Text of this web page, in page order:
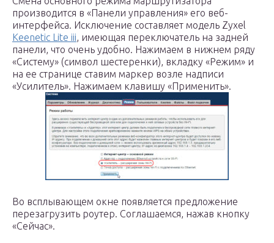
производится в «Панели управления» его веб-
интерфейса. Исключение составляет модель Zyxel
Keenetic Lite iii, имеющая переключатель на задней
панели, что очень удобно. Нажимаем в нижнем ряду
«Систему» (символ шестеренки), вкладку «Режим» и
на ее странице ставим маркер возле надписи
«Усилитель». Нажимаем клавишу «Применить».
Во всплывающем окне появляется предложение
перезагрузить роутер. Соглашаемся, нажав кнопку
«Сейчас».